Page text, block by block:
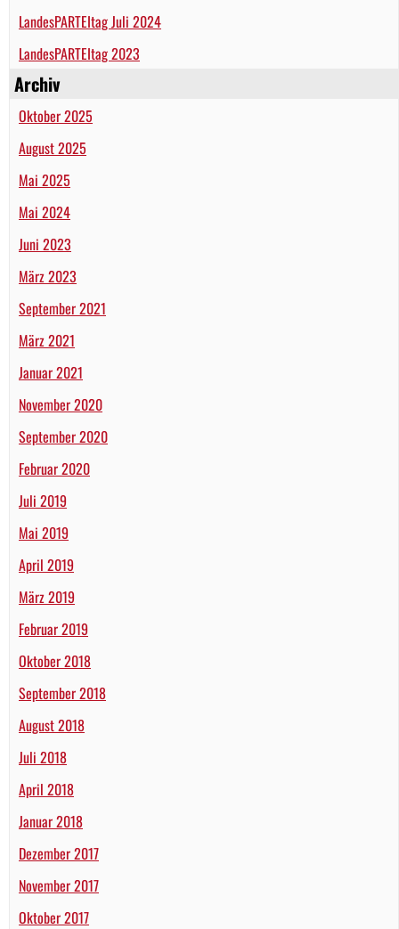
LandesPARTEItag Juli 2024
LandesPARTEItag 2023
Archiv
Oktober 2025
August 2025
Mai 2025
Mai 2024
Juni 2023
März 2023
September 2021
März 2021
Januar 2021
November 2020
September 2020
Februar 2020
Juli 2019
Mai 2019
April 2019
März 2019
Februar 2019
Oktober 2018
September 2018
August 2018
Juli 2018
April 2018
Januar 2018
Dezember 2017
November 2017
Oktober 2017